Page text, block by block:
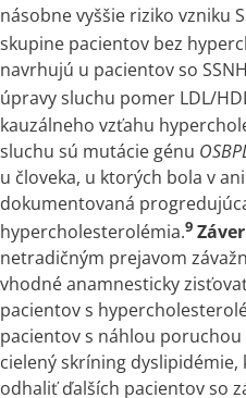
násobne vyššie riziko vzniku
skupine pacientov bez
navrhujú u pacientov so
úpravy sluchu pomer LDL/
kauzálneho vzťahu
sluchu sú mutácie génu
u človeka, u ktorých bola v
dokumentovaná
hypercholesterolémia.9 Záver
netradičným prejavom
vhodné anamnesticky
pacientovs
pacientovs náhlou
cielený skríning
odhaliť ďalších pacientov so